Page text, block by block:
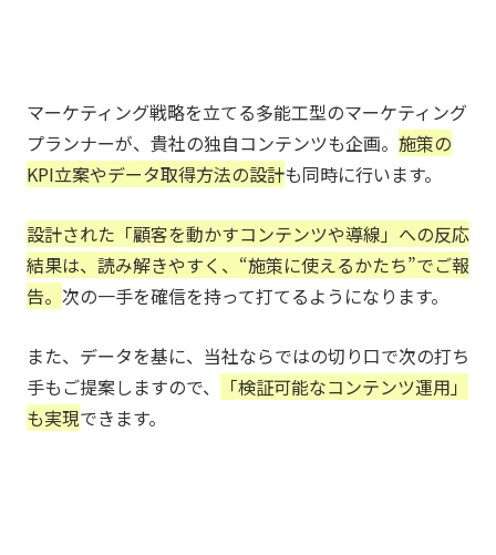
マーケティング戦略を立てる多能工型のマーケティング
プランナーが、貴社の独自コンテンツも企画。 施策の
KPI立案やデータ取得方法の設計も同時に行います。
設計された「顧客を動かすコンテンツや導線」への反応
結果は、読み解きやすく、 “施策に使えるかたち”でご報
告。 次の一手を確信を持って打てるようになります。
また、データを基に、当社ならではの切り口で次の打ち
手もご提案しますので、
「検証可能なコンテンツ運用」
も実現できます。